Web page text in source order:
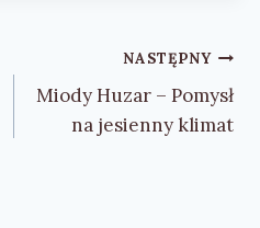
NASTĘPNY
Miody Huzar – Pomysł
na jesienny klimat